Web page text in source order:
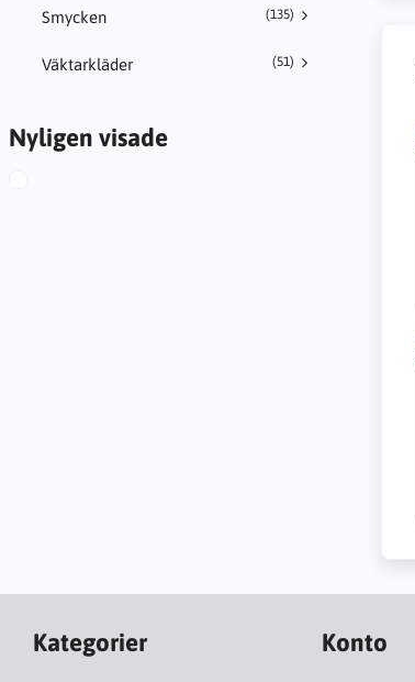
Smycken (135)
Väktarkläder (51)
Nyligen visade
Kategorier Konto